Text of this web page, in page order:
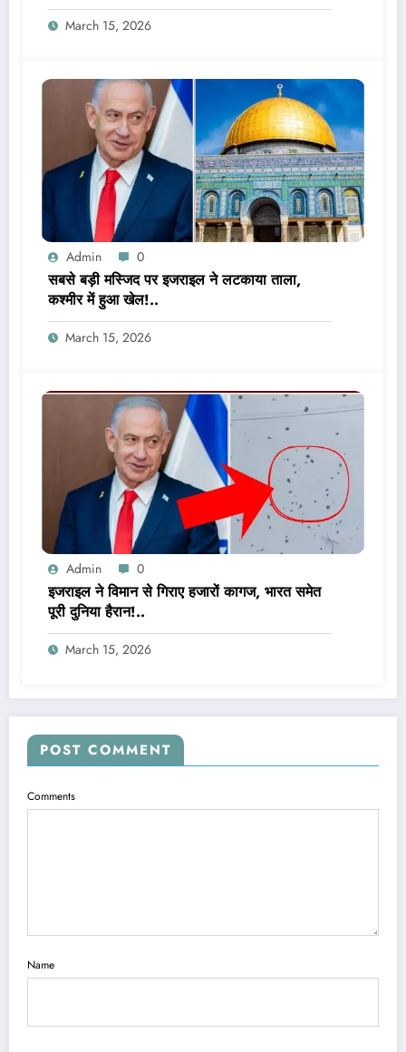
March 15, 2026
Admin 0
सबसे बड़ी मस्जिद पर इजराइल ने लटकाया ताला,
कश्मीर में हुआ खेल!..
March 15, 2026
Admin 0
इजराइल ने विमान से गिराए हजारों कागज, भारत समेत
पूरी दुनिया हैरान!..
March 15, 2026
POST COMMENT
Comments
Name